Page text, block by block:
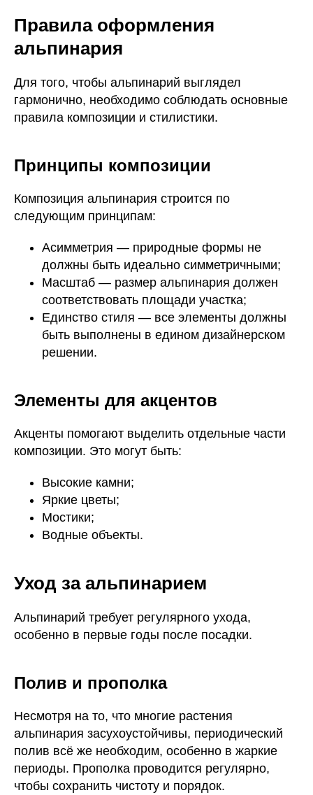
Правила оформления
альпинария
Для того, чтобы альпинарий выглядел
гармонично, необходимо соблюдать основные
правила композиции и стилистики.
Принципы композиции
Композиция альпинария строится по
следующим принципам:
Асимметрия — природные формы не
должны быть идеально симметричными;
Масштаб — размер альпинария должен
соответствовать площади участка;
Единство стиля — все элементы должны
быть выполнены в едином дизайнерском
решении.
Элементы для акцентов
Акценты помогают выделить отдельные части
композиции. Это могут быть:
Высокие камни;
Яркие цветы;
Мостики;
Водные объекты.
Уход за альпинарием
Альпинарий требует регулярного ухода,
особенно в первые годы после посадки.
Полив и прополка
Несмотря на то, что многие растения
альпинария засухоустойчивы, периодический
полив всё же необходим, особенно в жаркие
периоды. Прополка проводится регулярно,
чтобы сохранить чистоту и порядок.